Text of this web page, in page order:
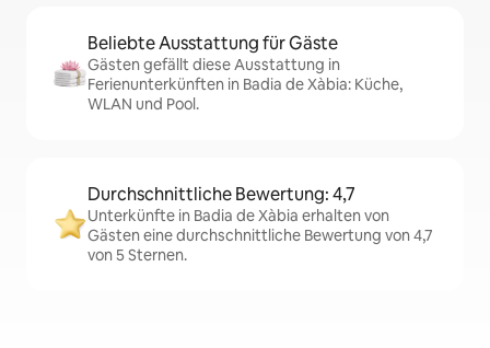
Beliebte Ausstattung für Gäste
Gästen gefällt diese Ausstattung in
Ferienunterkünften in Badia de Xàbia: Küche,
WLAN und Pool.
Durchschnittliche Bewertung: 4,7
Unterkünfte in Badia de Xàbia erhalten von
Gästen eine durchschnittliche Bewertung von 4,7
von 5 Sternen.